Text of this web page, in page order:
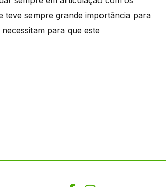
teve sempre grande importância para
para que este